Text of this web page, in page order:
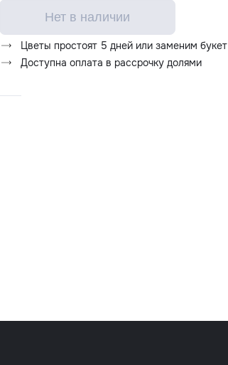
Нет в наличии
Цветы простоят 5 дней или заменим букет
Доступна оплата в рассрочку долями